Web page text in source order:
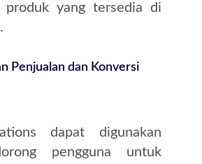
produk yang tersedia di
Penjualan dan Konversi
dapat digunakan
pengguna untuk